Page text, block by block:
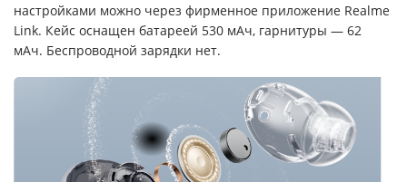
настройками можно через фирменное приложение Realme
Link. Кейс оснащен батареей 530 мАч, гарнитуры — 62
мАч. Беспроводной зарядки нет.